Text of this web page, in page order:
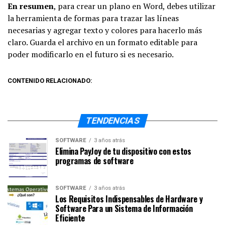
En resumen, para crear un plano en Word, debes utilizar
la herramienta de formas para trazar las líneas
necesarias y agregar texto y colores para hacerlo más
claro. Guarda el archivo en un formato editable para
poder modificarlo en el futuro si es necesario.
CONTENIDO RELACIONADO:
TENDENCIAS
SOFTWARE 3 años atrás
Elimina PayJoy de tu dispositivo con estos
programas de software
SOFTWARE 3 años atrás
Los Requisitos Indispensables de Hardware y
Software Para un Sistema de Información
Eficiente